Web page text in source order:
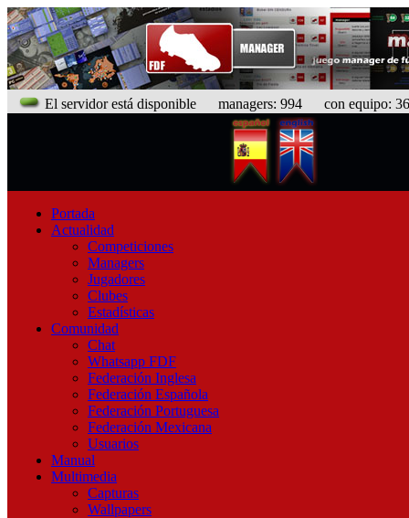
El servidor está disponible managers: 994 con equipo:
Portada
Actualidad
Competiciones
Managers
Jugadores
Clubes
Estadísticas
Comunidad
Chat
Whatsapp FDF
Federación Inglesa
Federación Española
Federación Portuguesa
Federación Mexicana
Usuarios
Manual
Multimedia
Capturas
Wallpapers